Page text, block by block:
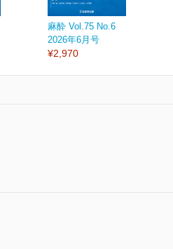
麻酔 Vol.75 No.6
2026年6月号
¥2,970